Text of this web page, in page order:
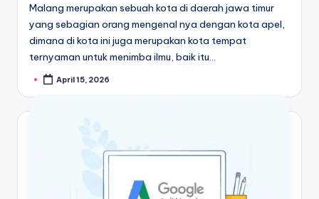
Malang merupakan sebuah kota di daerah jawa timur
yang sebagian orang mengenal nya dengan kota apel,
dimana di kota ini juga merupakan kota tempat
ternyaman untuk menimba ilmu, baik itu…
April 15, 2026